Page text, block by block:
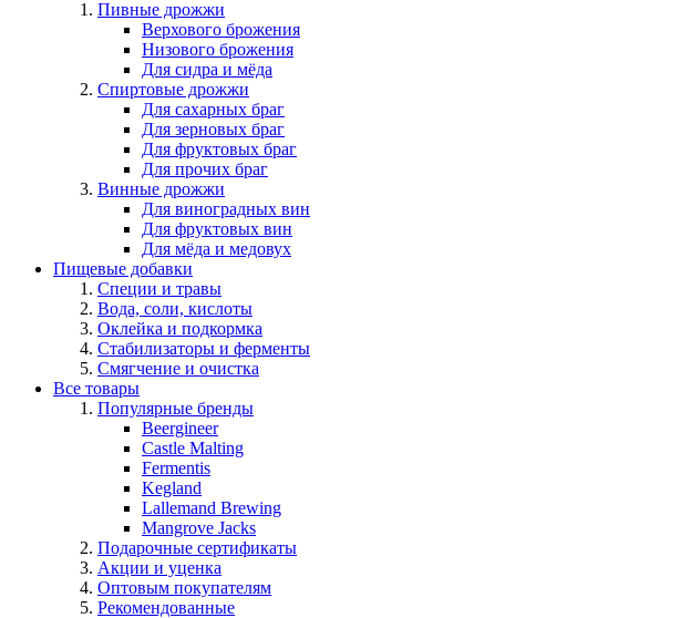
Пивные дрожжи
Верхового брожения
Низового брожения
Для сидра и мёда
Спиртовые дрожжи
Для сахарных браг
Для зерновых браг
Для фруктовых браг
Для прочих браг
Винные дрожжи
Для виноградных вин
Для фруктовых вин
Для мёда и медовух
Пищевые добавки
Специи и травы
Вода, соли, кислоты
Оклейка и подкормка
Стабилизаторы и ферменты
Смягчение и очистка
Все товары
Популярные бренды
Beergineer
Castle Malting
Fermentis
Kegland
Lallemand Brewing
Mangrove Jacks
Подарочные сертификаты
Акции и уценка
Оптовым покупателям
Рекомендованные